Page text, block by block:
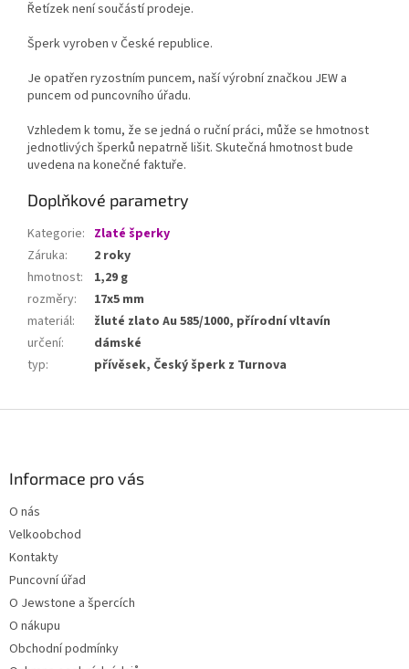
Řetízek není součástí prodeje.
Šperk vyroben v České republice.
Je opatřen ryzostním puncem, naší výrobní značkou JEW a
puncem od puncovního úřadu.
Vzhledem k tomu, že se jedná o ruční práci, může se hmotnost
jednotlivých šperků nepatrně lišit. Skutečná hmotnost bude
uvedena na konečné faktuře.
Doplňkové parametry
Kategorie: Zlaté šperky
Záruka:
2 roky
hmotnost:
1,29 g
rozměry:
17x5 mm
materiál:
žluté zlato Au 585/1000, přírodní vltavín
určení:
dámské
typ: přívěsek, Český šperk z Turnova
Informace pro vás
O nás
Velkoobchod
Kontakty
Puncovní úřad
O Jewstone a špercích
O nákupu
Obchodní podmínky